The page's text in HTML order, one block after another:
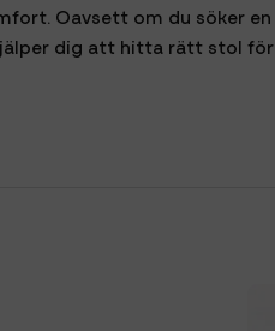
Oavsett om du söker
dig att hitta rätt stol